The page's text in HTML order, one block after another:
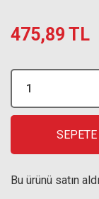
475,89 TL
Bu ürünü satın